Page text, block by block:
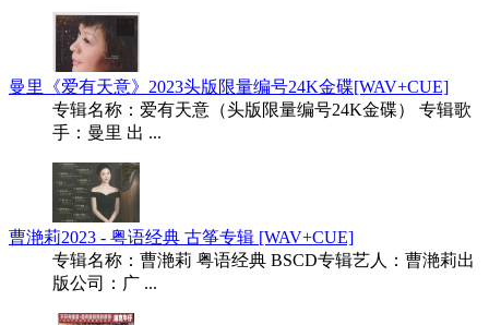
曼里《爱有天意》2023头版限量编号24K金碟[WAV+CUE]
专辑名称：爱有天意（头版限量编号24K金碟） 专辑歌
手：曼里 出 ...
曹滟莉2023 - 粤语经典 古筝专辑 [WAV+CUE]
专辑名称：曹滟莉 粤语经典 BSCD专辑艺人：曹滟莉出
版公司：广 ...